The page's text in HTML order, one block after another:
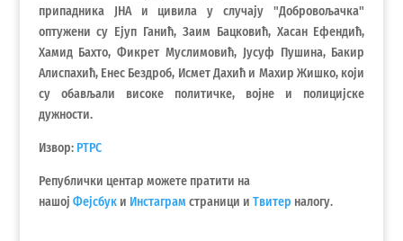
припадника ЈНА и цивила у случају "Добровољачка"
оптужени су Ејуп Ганић, Заим Бацковић, Хасан Ефендић,
Хамид Бахто, Фикрет Муслимовић, Јусуф Пушина, Бакир
Алиспахић, Енес Бездроб, Исмет Дахић и Махир Жишко, који
су обављали високе политичке, војне и полицијске
дужности.
Извор: РТРС
Републички центар можете пратити на
нашој Фејсбуки Инстаграм страници и Твитер налогу.